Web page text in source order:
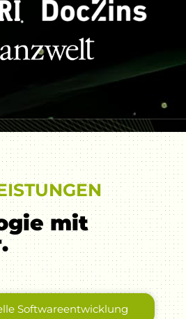
mit
Softwareentwicklung